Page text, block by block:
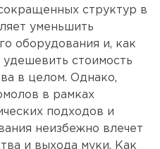
структур в
уменьшить
оборудования и, как
стоимость
в целом. Однако,
в рамках
подходов и
неизбежно влечет
и выхода муки. Как